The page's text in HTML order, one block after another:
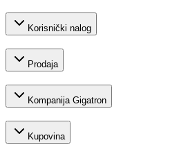
Korisnički nalog
Prodaja
Kompanija Gigatron
Kupovina